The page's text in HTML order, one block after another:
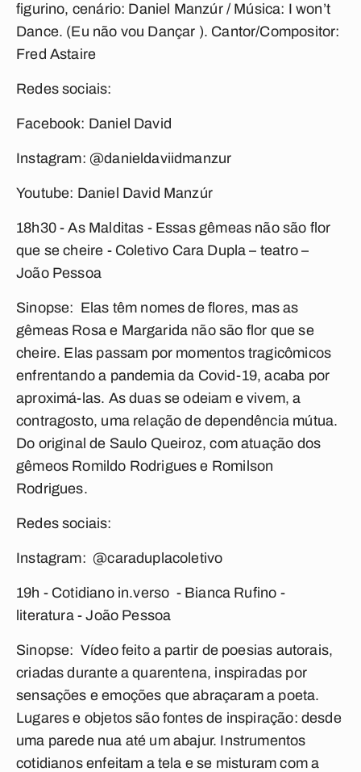
figurino, cenário: Daniel Manzúr / Música: I won’t
Dance. (Eu não vou Dançar ). Cantor/Compositor:
Fred Astaire
Redes sociais:
Facebook: Daniel David
Instagram: @danieldaviidmanzur
Youtube: Daniel David Manzúr
18h30 - As Malditas - Essas gêmeas não são flor
que se cheire - Coletivo Cara Dupla – teatro –
João Pessoa
Sinopse: Elas têm nomes de flores, mas as
gêmeas Rosa e Margarida não são flor que se
cheire. Elas passam por momentos tragicômicos
enfrentando a pandemia da Covid-19, acaba por
aproximá-las. As duas se odeiam e vivem, a
contragosto, uma relação de dependência mútua.
Do original de Saulo Queiroz, com atuação dos
gêmeos Romildo Rodrigues e Romilson
Rodrigues.
Redes sociais:
Instagram: @caraduplacoletivo
19h - Cotidiano in.verso - Bianca Rufino -
literatura - João Pessoa
Sinopse: Vídeo feito a partir de poesias autorais,
criadas durante a quarentena, inspiradas por
sensações e emoções que abraçaram a poeta.
Lugares e objetos são fontes de inspiração: desde
uma parede nua até um abajur. Instrumentos
cotidianos enfeitam a tela e se misturam com a